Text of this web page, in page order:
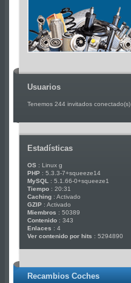
Usuarios
Tenemos 244 invitados conectado(s)
Estadísticas
OS : Linux g
PHP : 5.3.3-7+squeeze14
MySQL
: 5.1.66-0+squeeze1
Tiempo : 20:31
Caching : Activado
GZIP : Activado
Miembros : 50389
Contenido : 343
Enlaces : 4
Ver contenido por hits : 5294890
Recambios Coches